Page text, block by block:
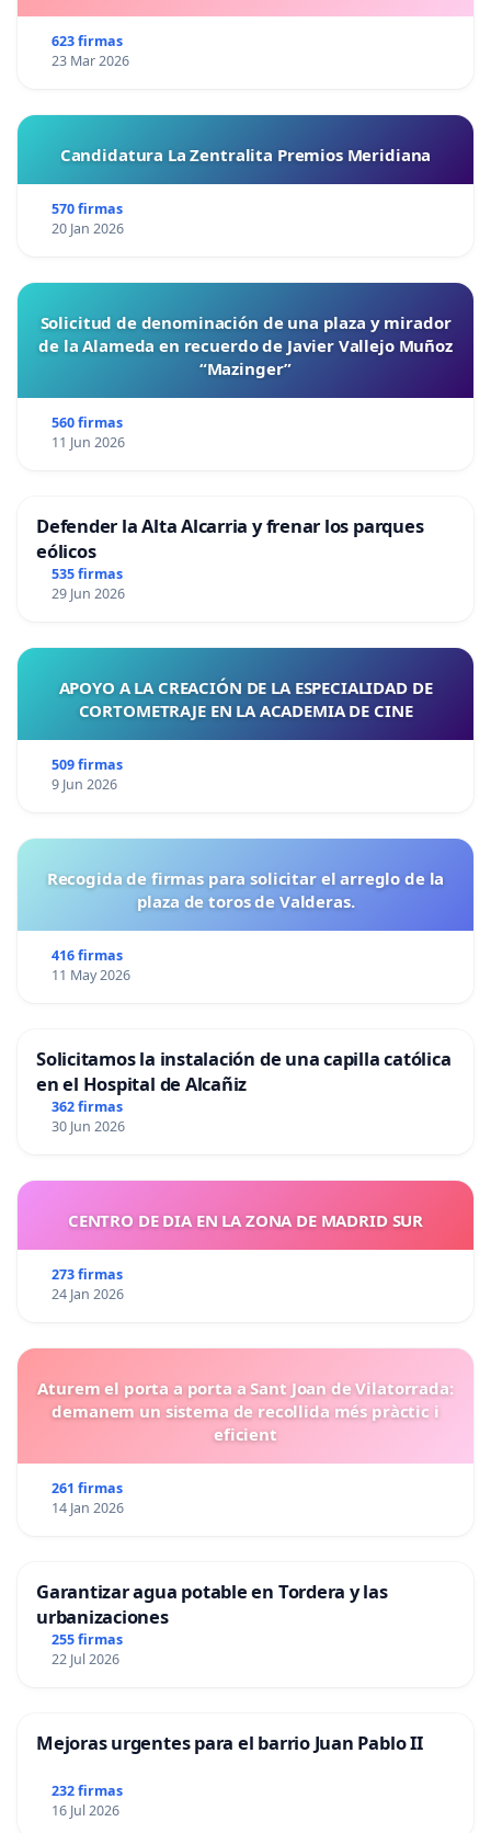
623 firmas
23 Mar 2026
Candidatura La Zentralita Premios Meridiana
570 firmas
20 Jan 2026
Solicitud de denominación de una plaza y mirador
de la Alameda en recuerdo de Javier Vallejo Muñoz
“Mazinger”
560 firmas
11 Jun 2026
Defender la Alta Alcarria y frenar los parques
eólicos
535 firmas
29 Jun 2026
APOYO A LA CREACIÓN DE LA ESPECIALIDAD DE
CORTOMETRAJE EN LA ACADEMIA DE CINE
509 firmas
9 Jun 2026
Recogida de firmas para solicitar el arreglo de la
plaza de toros de Valderas.
416 firmas
11 May 2026
Solicitamos la instalación de una capilla católica
en el Hospital de Alcañiz
362 firmas
30 Jun 2026
CENTRO DE DIA EN LA ZONA DE MADRID SUR
273 firmas
24 Jan 2026
Aturem el porta a porta a Sant Joan de Vilatorrada:
demanem un sistema de recollida més pràctic i
eficient
261 firmas
14 Jan 2026
Garantizar agua potable en Tordera y las
urbanizaciones
255 firmas
22 Jul 2026
Mejoras urgentes para el barrio Juan Pablo II
232 firmas
16 Jul 2026